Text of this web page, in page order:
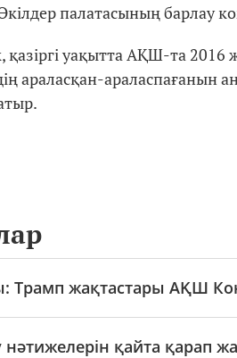
палатасының барлау
қазіргі уақытта АҚШ-та
араласқан-араласпағанын
жақтастары АҚШ
қайта қарап